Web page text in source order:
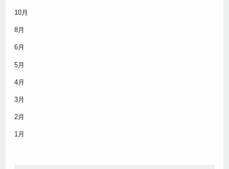
10月
8月
6月
5月
4月
3月
2月
1月